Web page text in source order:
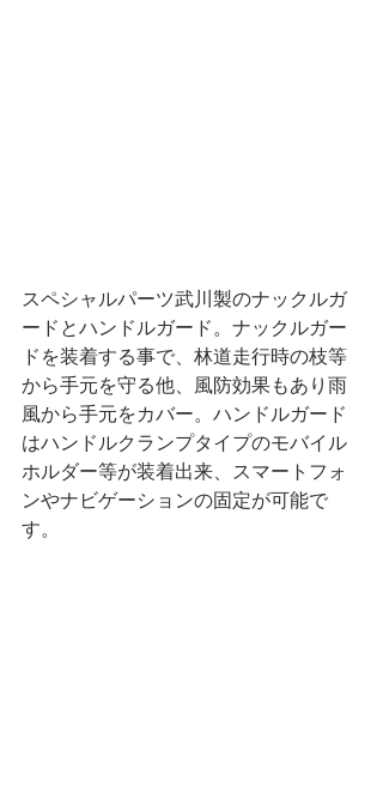
スペシャルパーツ武川製のナックルガ
ードとハンドルガード。ナックルガー
ドを装着する事で、林道走行時の枝等
から手元を守る他、風防効果もあり雨
風から手元をカバー。ハンドルガード
はハンドルクランプタイプのモバイル
ホルダー等が装着出来、スマートフォ
ンやナビゲーションの固定が可能で
す。